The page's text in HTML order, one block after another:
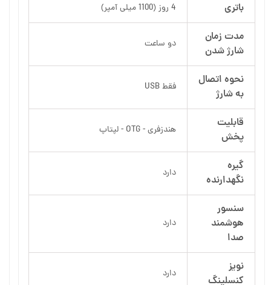
باتری 4 روز (1100 میلی آمپر)
مدت زمان
شارژ شدن
دو ساعت
نحوه اتصال
به شارژ
فقط USB
قابلیت
پخش
هندزفری - OTG - لپتاپ
گیره
نگهدارنده
دارد
سنسور
هوشمند
صدا
دارد
نویز
کنسلینگ
دارد